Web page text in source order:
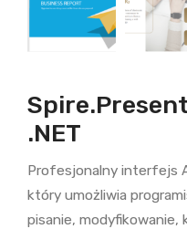
.NET
Profesjonalny interfejs
który umożliwia
pisanie, modyfikowanie,